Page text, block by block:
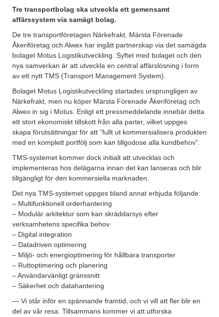
Tre transportbolag ska utveckla ett gemensamt
affärssystem via samägt bolag.
De tre transportföretagen Närkefrakt, Märsta Förenade
Åkeriföretag och Alwex har ingått partnerskap via det samägda
bolaget Motus Logistikutveckling. Syftet med bolaget och den
nya samverkan är att utveckla en central affärslösning i form
av ett nytt TMS (Transport Management System).
Bolaget Motus Logistikutveckling startades ursprungligen av
Närkefrakt, men nu köper Märsta Förenade Åkeriföretag och
Alwex in sig i Motus. Enligt ett pressmeddelande innebär detta
ett stort ekonomiskt tillskott från alla parter, vilket uppges
skapa förutsättningar för att ”fullt ut kommersialisera produkten
med en komplett portfölj som kan tillgodose alla kundbehov”.
TMS-systemet kommer dock initialt att utvecklas och
implementeras hos delägarna innan det kan lanseras och blir
tillgängligt för den kommersiella marknaden.
Det nya TMS-systemet uppges bland annat erbjuda följande:
– Multifunktionell orderhantering
– Modulär arkitektur som kan skräddarsys efter
verksamhetens specifika behov
– Digital integration
– Datadriven optimering
– Miljö- och energioptimering för hållbara transporter
– Ruttoptimering och planering
– Användarvänligt gränssnitt
– Säkerhet och datahantering
— Vi står inför en spännande framtid, och vi vill att fler blir en
del av vår resa. Tillsammans kommer vi att utforska